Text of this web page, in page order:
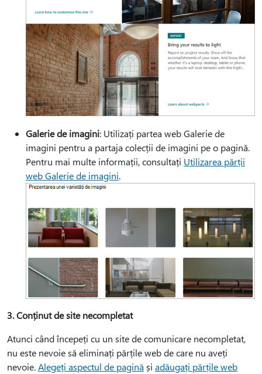
Galerie de imagini: Utilizați partea web Galerie de
imagini pentru a partaja colecții de imagini pe o pagină.
Pentru mai multe informații, consultați Utilizarea părții
web Galerie de imagini.
3. Conținut de site necompletat
Atunci când începeți cu un site de comunicare necompletat,
nu este nevoie să eliminați părțile web de care nu aveți
nevoie.Alegeți aspectul de pagină și adăugați părțile web